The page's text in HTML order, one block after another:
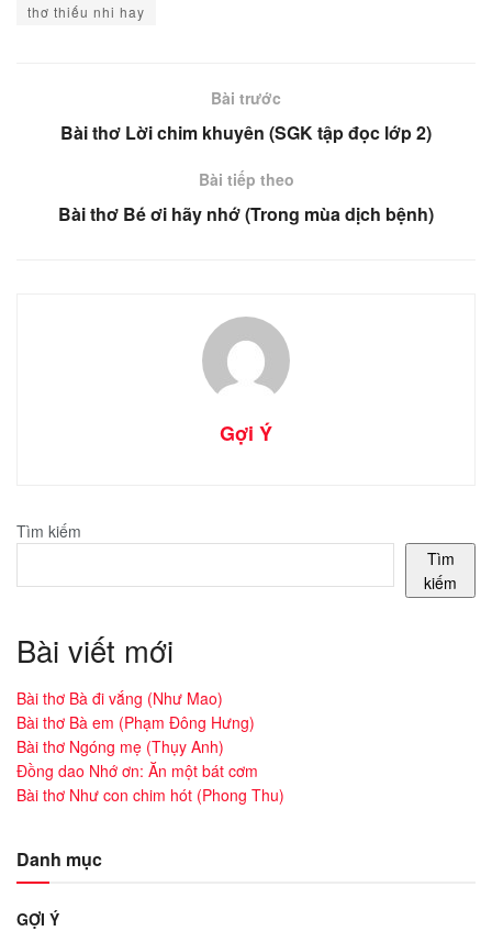
thơ thiếu nhi hay
Bài trước
Bài thơ Lời chim khuyên (SGK tập đọc lớp 2)
Bài tiếp theo
Bài thơ Bé ơi hãy nhớ (Trong mùa dịch bệnh)
Gợi Ý
Tìm kiếm
Tìm
kiếm
Bài viết mới
Bài thơ Bà đi vắng (Như Mao)
Bài thơ Bà em (Phạm Đông Hưng)
Bài thơ Ngóng mẹ (Thụy Anh)
Đồng dao Nhớ ơn: Ăn một bát cơm
Bài thơ Như con chim hót (Phong Thu)
Danh mục
GỢI Ý